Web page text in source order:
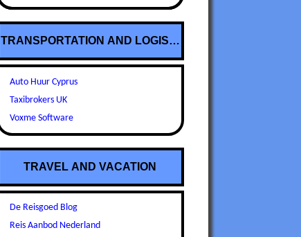
TRANSPORTATION AND LOGISTICS
Auto Huur Cyprus
Taxibrokers UK
Voxme Software
TRAVEL AND VACATION
De Reisgoed Blog
Reis Aanbod Nederland